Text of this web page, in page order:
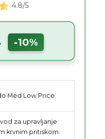
4.8/5
-10%
Med Low Price
za upravljanje
krvnim pritiskom.